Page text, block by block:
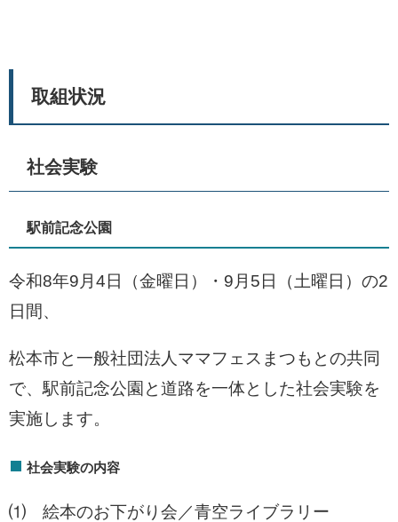
取組状況
社会実験
駅前記念公園
令和8年9月4日（金曜日）・9月5日（土曜日）の2
日間、
松本市と一般社団法人ママフェスまつもとの共同
で、駅前記念公園と道路を一体とした社会実験を
実施します。
社会実験の内容
⑴ 絵本のお下がり会／青空ライブラリー